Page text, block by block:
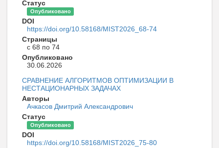
Статус
Опубликовано
DOI
https://doi.org/10.58168/MIST2026_68-74
Страницы
с 68 по 74
Опубликовано
30.06.2026
СРАВНЕНИЕ АЛГОРИТМОВ ОПТИМИЗАЦИИ В
НЕСТАЦИОНАРНЫХ ЗАДАЧАХ
Авторы
Ачкасов Дмитрий Александрович
Статус
Опубликовано
DOI
https://doi.org/10.58168/MIST2026_75-80